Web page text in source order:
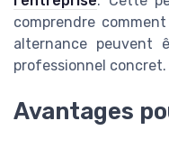
comprendre
alternance peuvent
professionnel concret.
Avantages